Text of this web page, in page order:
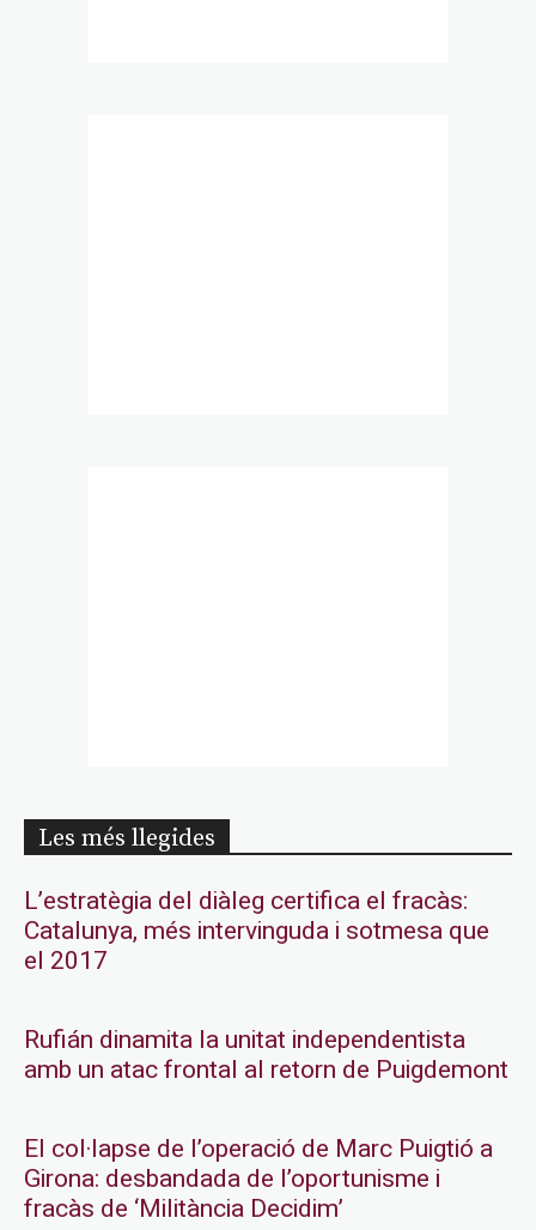
Les més llegides
L’estratègia del diàleg certifica el fracàs:
Catalunya, més intervinguda i sotmesa que
el 2017
Rufián dinamita la unitat independentista
amb un atac frontal al retorn de Puigdemont
El col·lapse de l’operació de Marc Puigtió a
Girona: desbandada de l’oportunisme i
fracàs de ‘Militància Decidim’